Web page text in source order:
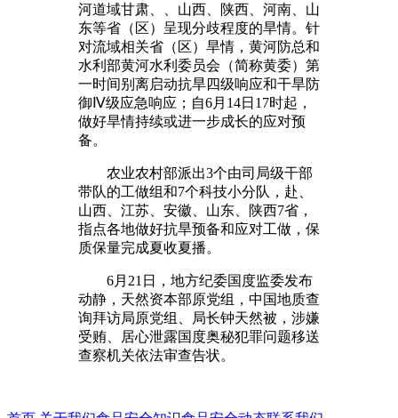
河道域甘肃、、山西、陕西、河南、山
东等省（区）呈现分歧程度的旱情。针
对流域相关省（区）旱情，黄河防总和
水利部黄河水利委员会（简称黄委）第
一时间别离启动抗旱四级响应和干旱防
御Ⅳ级应急响应；自6月14日17时起，
做好旱情持续或进一步成长的应对预
备。
农业农村部派出3个由司局级干部
带队的工做组和7个科技小分队，赴、
山西、江苏、安徽、山东、陕西7省，
指点各地做好抗旱预备和应对工做，保
质保量完成夏收夏播。
6月21日，地方纪委国度监委发布
动静，天然资本部原党组，中国地质查
询拜访局原党组、局长钟天然被，涉嫌
受贿、居心泄露国度奥秘犯罪问题移送
查察机关依法审查告状。